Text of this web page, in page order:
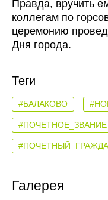
Правда, вручить
коллегам по
церемонию
Дня города.
Теги
#БАЛАКОВО
#ПОЧЕТНОЕ_ЗВАНИЕ
Галерея